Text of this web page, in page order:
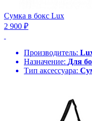
Сумка в бокс Lux
2 900 ₽
Производитель:
Назначение: Для
Тип аксессуара: